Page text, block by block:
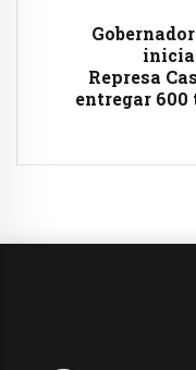
Represa
entregar